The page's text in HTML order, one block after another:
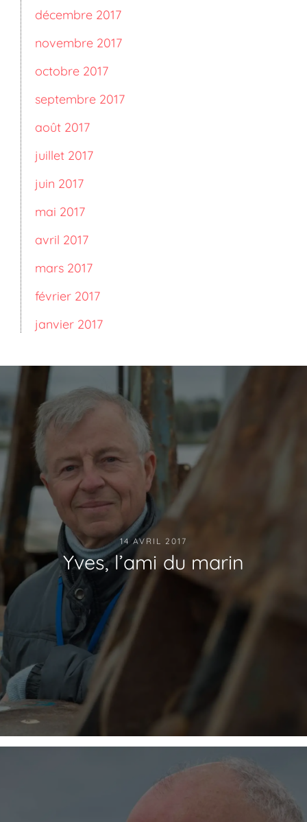
décembre 2017
novembre 2017
octobre 2017
septembre 2017
août 2017
juillet 2017
juin 2017
mai 2017
avril 2017
mars 2017
février 2017
janvier 2017
14 AVRIL 2017
Yves, l’ami du marin